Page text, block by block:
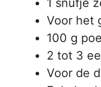
1 snufje
Voor het
100 g
2 tot 3
Voor de